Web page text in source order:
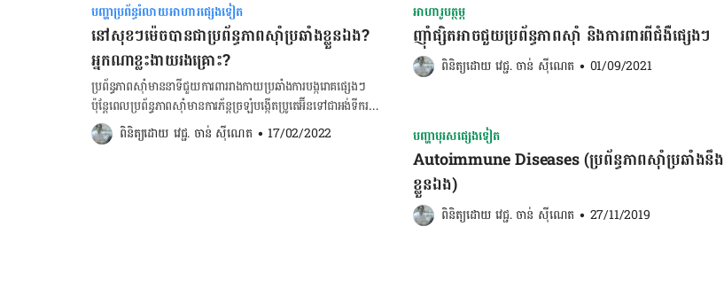
បញ្ហាប្រព័ន្ធរំលាយអាហារផ្សេងទៀត
នៅសុខៗម៉េចបានជាប្រព័ន្ធ​ភាពស៊ាំ​ប្រឆាំង​​ខ្លួន​ឯង?
អ្នកណាខ្លះងាយរងគ្រោះ?
ប្រព័ន្ធ​ភាព​ស៊ាំមាននាទីជួយ​ការពារ​រាងកាយ​​​​ប្រឆាំង​​​ការ​បង្ករោគ​ផ្សេងៗ​​​
ប៉ុន្តែ​ពេល​ប្រព័ន្ធ​ភាព​ស៊ាំ​មាន​ការ​ភ័ន្ត​ច្រឡំបង្កើត​ប្រូតេអ៊ីន​ទៅ​ជា​អង់​ទីករ​
ដើម្បី​ប្រឆាំងរាង​កាយ​ខ្លួន​ឯង ពេល​នោះយើងចាត់ទុកវា​ជា​ជំងឺ​​ ហើយ
សរីរាង្គ​​ប៉ះពាល់​ញឹកញាប់​បំផុត​ពី​ជំងឺនេះមាន​សន្លាក់​ និង​ស្បែក​។​ តើ​ហេតុ
ពិនិត្យដោយ វេជ្ជ. ចាន់ ស៊ីណេត • 17/02/2022
អាហារូបត្ថម្ភ
ញ៉ាំផ្សិតអាចជួយប្រព័ន្ធភាពស៊ាំ​ និងការពារពីជំងឺផ្សេងៗ
ពិនិត្យដោយ វេជ្ជ. ចាន់ ស៊ីណេត • 01/09/2021
បញ្ហាបុរសផ្សេងទៀត
Autoimmune Diseases (ប្រព័ន្ធភាពស៊ាំ​ប្រឆាំង​នឹង​
ខ្លួន​ឯង)
ពិនិត្យដោយ វេជ្ជ. ចាន់ ស៊ីណេត • 27/11/2019